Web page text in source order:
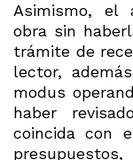
Asimismo, el
obra sin
trámite de
lector,
modus
haber
coincida con